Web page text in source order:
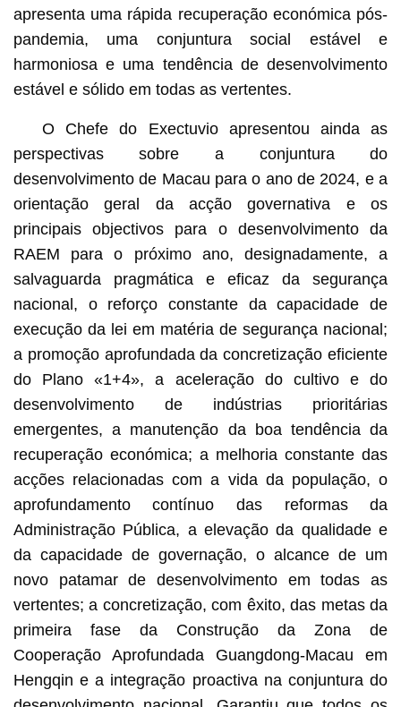
apresenta uma rápida recuperação económica pós-
pandemia, uma conjuntura social estável e
harmoniosa e uma tendência de desenvolvimento
estável e sólido em todas as vertentes.
O Chefe do Exectuvio apresentou ainda as
perspectivas sobre a conjuntura do
desenvolvimento de Macau para o ano de 2024, e a
orientação geral da acção governativa e os
principais objectivos para o desenvolvimento da
RAEM para o próximo ano, designadamente, a
salvaguarda pragmática e eficaz da segurança
nacional, o reforço constante da capacidade de
execução da lei em matéria de segurança nacional;
a promoção aprofundada da concretização eficiente
do Plano «1+4», a aceleração do cultivo e do
desenvolvimento de indústrias prioritárias
emergentes, a manutenção da boa tendência da
recuperação económica; a melhoria constante das
acções relacionadas com a vida da população, o
aprofundamento contínuo das reformas da
Administração Pública, a elevação da qualidade e
da capacidade de governação, o alcance de um
novo patamar de desenvolvimento em todas as
vertentes; a concretização, com êxito, das metas da
primeira fase da Construção da Zona de
Cooperação Aprofundada Guangdong-Macau em
Hengqin e a integração proactiva na conjuntura do